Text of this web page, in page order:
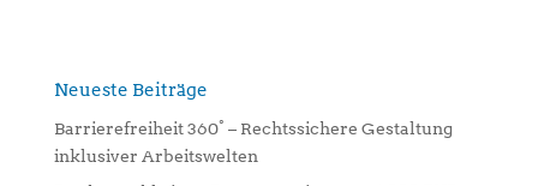
n
t
Neueste Beiträge
Barrierefreiheit 360° – Rechtssichere Gestaltung
inklusiver Arbeitswelten